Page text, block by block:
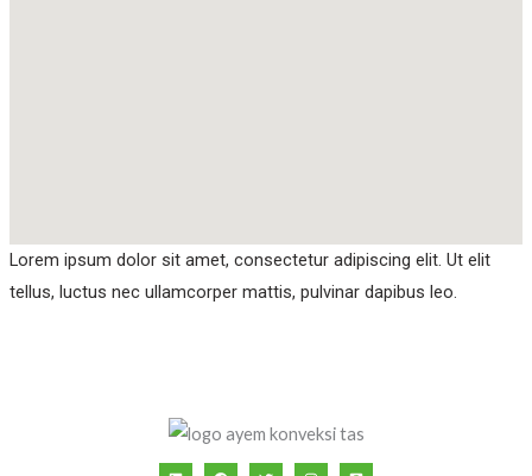
Lorem ipsum dolor sit amet, consectetur adipiscing elit. Ut elit
tellus, luctus nec ullamcorper mattis, pulvinar dapibus leo.